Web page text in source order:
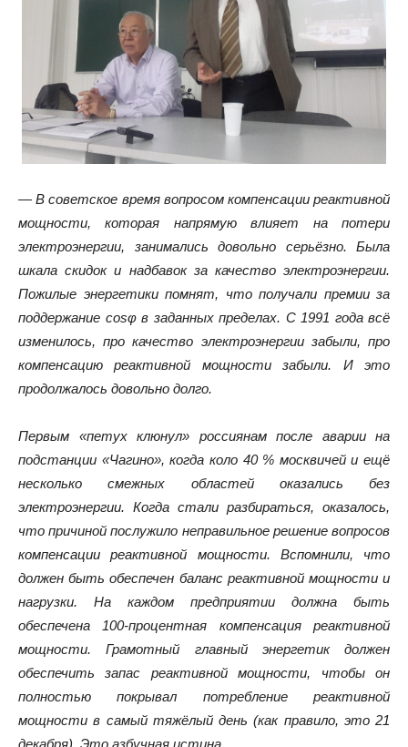
— В советское время вопросом компенсации реактивной
мощности, которая напрямую влияет на потери
электроэнергии, занимались довольно серьёзно. Была
шкала скидок и надбавок за качество электроэнергии.
Пожилые энергетики помнят, что получали премии за
поддержание cosφв заданных пределах. С 1991 года всё
изменилось, про качество электроэнергии забыли, про
компенсацию реактивной мощности забыли. И это
продолжалось довольно долго.
Первым «петух клюнул» россиянам после аварии на
подстанции «Чагино», когда коло 40 % москвичей и ещё
несколько смежных областей оказались без
электроэнергии. Когда стали разбираться, оказалось,
что причиной послужило неправильное решение вопросов
компенсации реактивной мощности. Вспомнили, что
должен быть обеспечен баланс реактивной мощности и
нагрузки. На каждом предприятии должна быть
обеспечена 100-процентная компенсация реактивной
мощности. Грамотный главный энергетик должен
обеспечить запас реактивной мощности, чтобы он
полностью покрывал потребление реактивной
мощности в самый тяжёлый день (как правило, это 21
декабря). Это азбучная истина.